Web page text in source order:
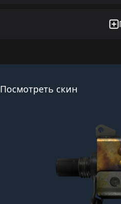
Посмотреть скин